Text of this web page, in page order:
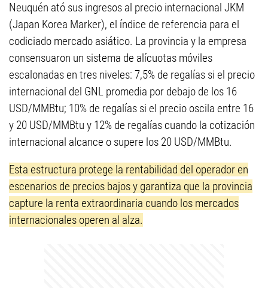
Neuquén ató sus ingresos al precio internacional JKM
(Japan Korea Marker), el índice de referencia para el
codiciado mercado asiático. La provincia y la empresa
consensuaron un sistema de alícuotas móviles
escalonadas en tres niveles: 7,5% de regalías si el precio
internacional del GNL promedia por debajo de los 16
USD/MMBtu; 10% de regalías si el precio oscila entre 16
y 20 USD/MMBtu y 12% de regalías cuando la cotización
internacional alcance o supere los 20 USD/MMBtu.
Esta estructura protege la rentabilidad del operador en
escenarios de precios bajos y garantiza que la provincia
capture la renta extraordinaria cuando los mercados
internacionales operen al alza.